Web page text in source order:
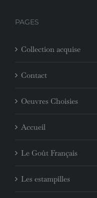
PAGES
Collection acquise
Contact
Oeuvres Choisies
Accueil
Le Goût Français
Les estampilles